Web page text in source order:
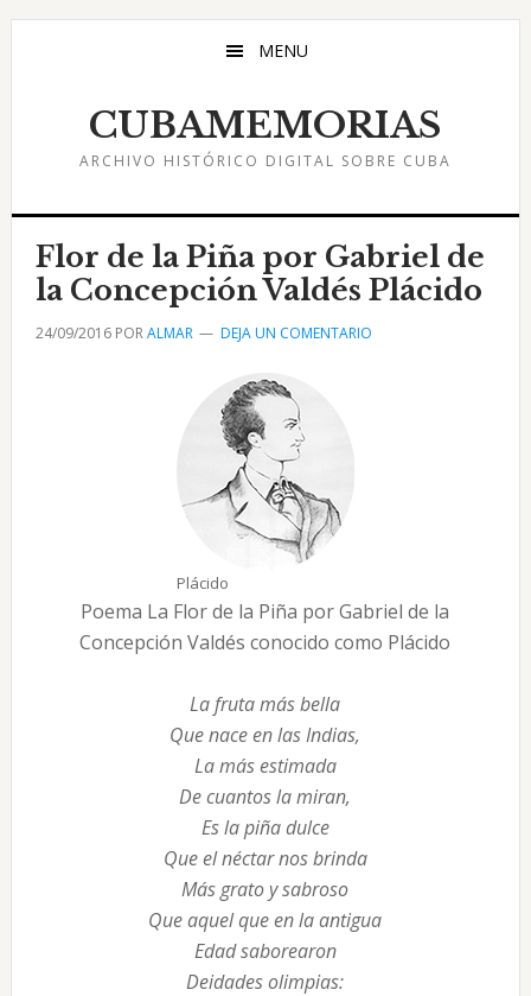
Saltar
Saltar
Saltar
MENU
CUBAMEMORIAS
ARCHIVO HISTÓRICO DIGITAL SOBRE CUBA
Flor de la Piña por Gabriel de
la Concepción Valdés Plácido
24/09/2016PORALMAR DEJA UN COMENTARIO
Plácido
Poema La Flor de la Piña por Gabriel de la
Concepción Valdés conocido como Plácido
La fruta más bella
Que nace en las Indias,
La más estimada
De cuantos la miran,
Es la piña dulce
Que el néctar nos brinda
Más grato y sabroso
Que aquel que en la antigua
Edad saborearon
Deidades olimpias: